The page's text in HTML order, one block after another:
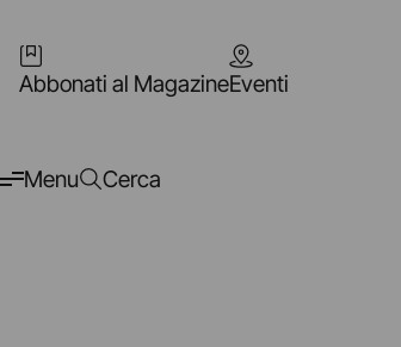
Abbonati al MagazineEventi
Menu Cerca